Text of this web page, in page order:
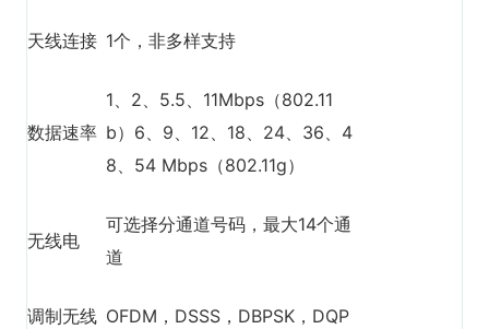
天线连接 1个，非多样支持
数据速率
1、2、5.5、11Mbps（802.11
b）6、9、12、18、24、36、4
8、54 Mbps（802.11g）
无线电
可选择分通道号码，最大14个通
道
调制无线 OFDM，DSSS，DBPSK，DQP